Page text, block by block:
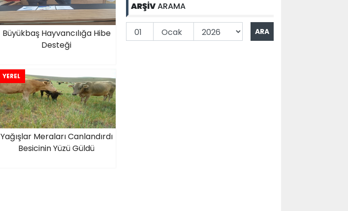
Büyükbaş Hayvancılığa Hibe
Desteği
YEREL
Yağışlar Meraları Canlandırdı
Besicinin Yüzü Güldü
ARŞİVARAMA